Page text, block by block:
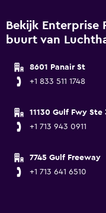
Bekijk Enterprise
buurt van
8601 Panair St
+1 833 511 1748
11130 Gulf Fwy Ste
+1 713 943 0911
7745 Gulf Freeway
+1 713 641 6510